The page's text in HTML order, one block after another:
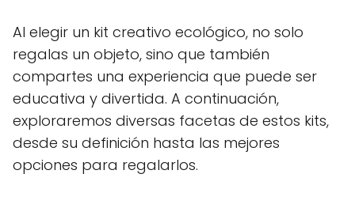
Al elegir un kit creativo ecológico, no solo
regalas un objeto, sino que también
compartes una experiencia que puede ser
educativa y divertida. A continuación,
exploraremos diversas facetas de estos kits,
desde su definición hasta las mejores
opciones para regalarlos.